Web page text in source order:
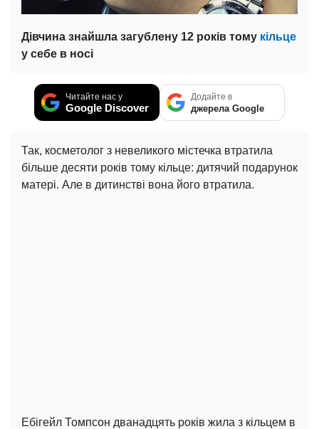
Дівчина знайшла загублену 12 років тому кільце
у себе в носі
Читайте нас у
Google Discover
Додайте в
джерела Google
Так, косметолог з невеликого містечка втратила
більше десяти років тому кільце: дитячий подарунок
матері. Але в дитинстві вона його втратила.
Ебігейл Томпсон дванадцять років жила з кільцем в